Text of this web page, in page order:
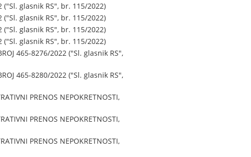
("Sl. glasnik RS", br. 115/2022)
("Sl. glasnik RS", br. 115/2022)
("Sl. glasnik RS", br. 115/2022)
("Sl. glasnik RS", br. 115/2022)
465-8276/2022 ("Sl. glasnik RS",
465-8280/2022 ("Sl. glasnik RS",
PRENOS NEPOKRETNOSTI,
PRENOS NEPOKRETNOSTI,
PRENOS NEPOKRETNOSTI,